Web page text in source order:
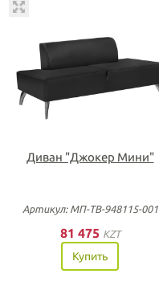
Диван "Джокер Мини"
Артикул: МП-ТВ-948115-001
81 475 KZT
Купить